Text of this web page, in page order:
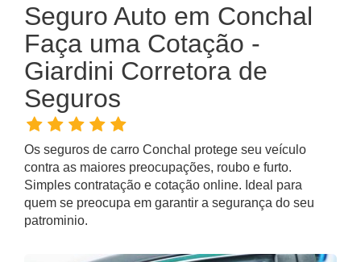
Seguro Auto em Conchal
Faça uma Cotação -
Giardini Corretora de
Seguros
Os seguros de carro Conchal protege seu veículo
contra as maiores preocupações, roubo e furto.
Simples contratação e cotação online. Ideal para
quem se preocupa em garantir a segurança do seu
patrominio.